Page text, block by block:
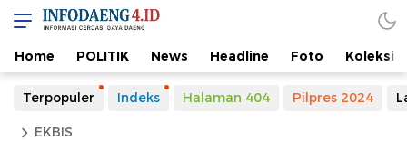
Home POLITIK News Headline Foto Koleksi
Terpopuler Indeks Halaman 404 Pilpres 2024
EKBIS